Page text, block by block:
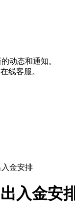
动态和通知。
线客服。
金安排
入金安